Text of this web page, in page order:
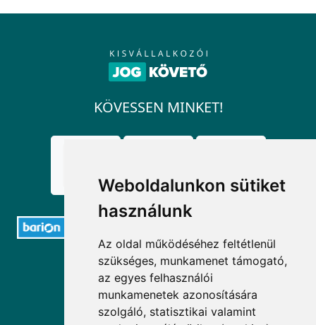
Weboldalunkon sütiket
használunk
Az oldal működéséhez feltétlenül
szükséges, munkamenet támogató,
az egyes felhasználói
munkamenetek azonosítására
szolgáló, statisztikai valamint
KÖVESSEN MINKET!
ELÉRHETŐSÉGEK
+36 1 880 7600